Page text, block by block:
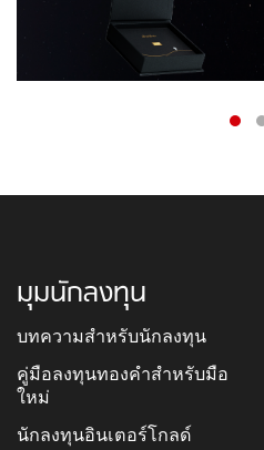
มุมนักลงทุน
บทความสำหรับนักลงทุน
คู่มือลงทุนทองคำสำหรับมือ
ใหม่
นักลงทุนอินเตอร์โกลด์